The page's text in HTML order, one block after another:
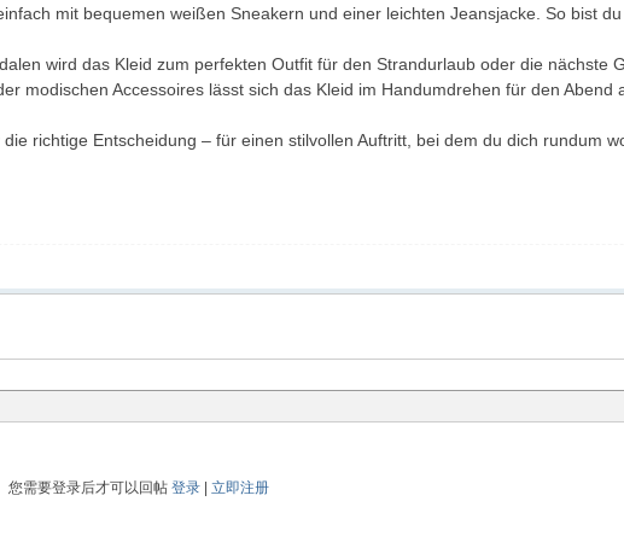
mit bequemen weißen Sneakern und einer leichten Jeansjacke. So bist
wird das Kleid zum perfekten Outfit für den Strandurlaub oder die nächste
modischen Accessoires lässt sich das Kleid im Handumdrehen für den Abend
richtige Entscheidung – für einen stilvollen Auftritt, bei dem du dich rundum
您需要登录后才可以回帖登录 |立即注册